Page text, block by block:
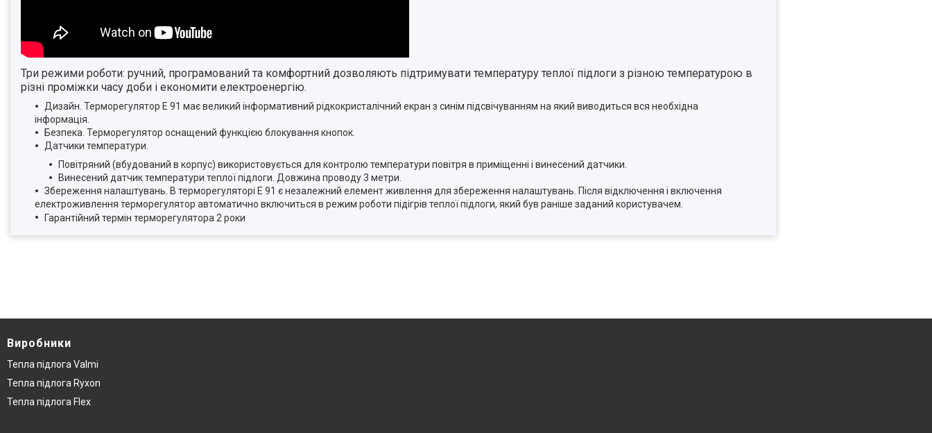
Три режими роботи: ручний, програмований та комфортний дозволяють підтримувати температуру теплої підлоги з різною температурою в
різні проміжки часу доби і економити електроенергію.
Дизайн. Терморегулятор Е 91 має великий інформативний рідкокристалічний екран з синім підсвічуванням на який виводиться вся необхідна
інформація.
Безпека. Терморегулятор оснащений функцією блокування кнопок.
Датчики температури.
Повітряний (вбудований в корпус) використовується для контролю температури повітря в приміщенні і винесений датчики.
Винесений датчик температури теплої підлоги. Довжина проводу 3 метри.
Збереження налаштувань. В терморегуляторі Е 91 є незалежний елемент живлення для збереження налаштувань. Після відключення і включення
електроживлення терморегулятор автоматично включиться в режим роботи підігрів теплої підлоги, який був раніше заданий користувачем.
Гарантійний термін терморегулятора 2 роки
Виробники
Тепла підлога Valmi
Тепла підлога Ryxon
Тепла підлога Flex